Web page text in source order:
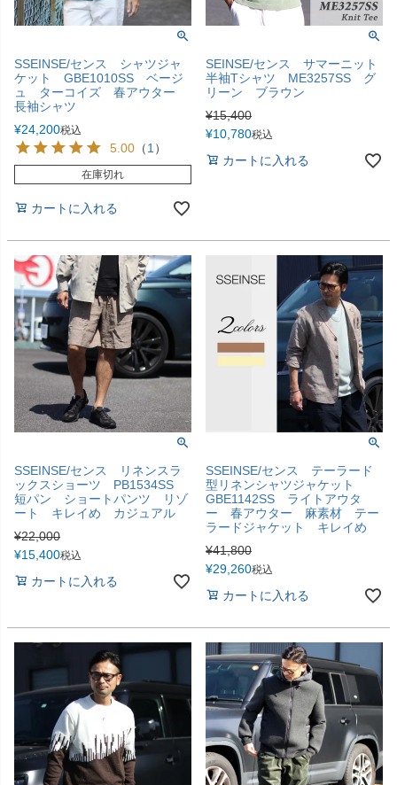
SSEINSE/センス シャツジャ
ケット GBE1010SS ベージ
ュ ターコイズ 春アウター
長袖シャツ
¥24,200税込
5.00 （1 ）
在庫切れ
カートに入れる
SEINSE/センス サマーニット
半袖Tシャツ ME3257SS グ
リーン ブラウン
¥15,400
¥10,780税込
カートに入れる
SSEINSE/センス リネンスラ
ックスショーツ PB1534SS
短パン ショートパンツ リゾ
ート キレイめ カジュアル
¥22,000
¥15,400税込
カートに入れる
SSEINSE/センス テーラード
型リネンシャツジャケット
GBE1142SS ライトアウタ
ー 春アウター 麻素材 テー
ラードジャケット キレイめ
¥41,800
¥29,260税込
カートに入れる